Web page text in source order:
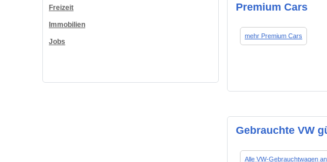
Freizeit
Immobilien
Jobs
Premium Cars
mehr Premium Cars
Gebrauchte VW
Alle VW-Gebrauchtwagen